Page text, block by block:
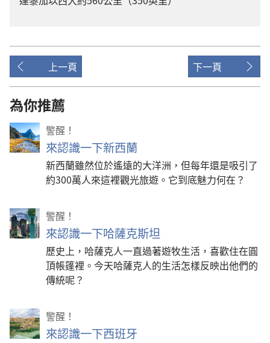
上一頁 下一頁
為你推薦
警醒！
來認識一下新西蘭
新西蘭雖然位於遙遠的大洋洲，但每年還是吸引了
約300萬人來這裡觀光旅遊。它到底魅力何在？
警醒！
來認識一下哈薩克斯坦
歷史上，哈薩克人一直過著遊牧生活，喜歡住在圓
頂帳篷裡。今天哈薩克人的生活怎樣反映出他們的
傳統呢？
警醒！
來認識一下西班牙